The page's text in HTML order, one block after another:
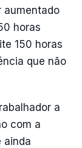
aumentado
horas
150 horas
que não
a
com a
ainda